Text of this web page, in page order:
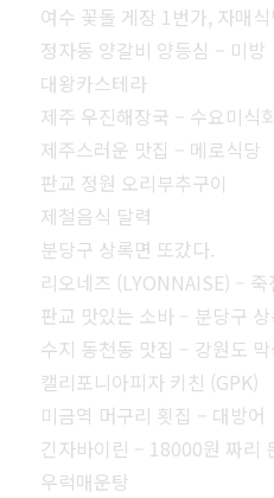
여수 꽃돌 게장 1번가, 자매
정자동 양갈비 양등심 – 미방
대왕카스테라
제주 우진해장국 – 수요미식
제주스러운 맛집 – 메로식당
판교 정원 오리부추구이
제철음식 달력
분당구 상록면 또갔다.
리오네즈 (LYONNAISE) –
판교 맛있는 소바 – 분당구 상
수지 동천동 맛집 – 강원도
캘리포니아피자 키친 (GPK)
미금역 머구리 횟집 – 대방어
긴자바이린 – 18000원 짜리
우럭매운탕